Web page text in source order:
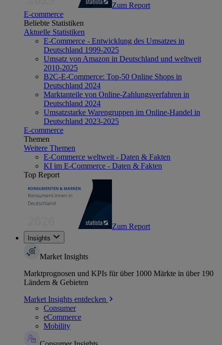
Zum Report
E-commerce
Beliebte Statistiken
Aktuelle Statistiken
E-Commerce - Entwicklung des Umsatzes in
Deutschland 1999-2025
Umsatz von Amazon in Deutschland und weltweit
2010-2025
B2C-E-Commerce: Top-50 Online Shops in
Deutschland 2024
Marktanteile von Online-Zahlungsverfahren in
Deutschland 2024
Umsatzstarke Warengruppen im Online-Handel in
Deutschland 2023-2025
E-commerce
Themen
Weitere Themen
E-Commerce weltweit - Daten & Fakten
KI im E-Commerce - Daten & Fakten
Top Report
Zum Report
Insights
Market Insights
Marktprognosen und KPIs für über 1000 Märkte in über 190
Ländern & Gebieten
Market Insights entdecken
Consumer
eCommerce
Mobility